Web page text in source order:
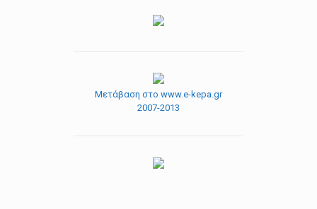
Μετάβαση στο www.e-kepa.gr
2007-2013